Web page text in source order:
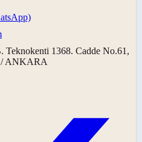
Teknokenti 1368. Cadde No.61,
/ ANKARA